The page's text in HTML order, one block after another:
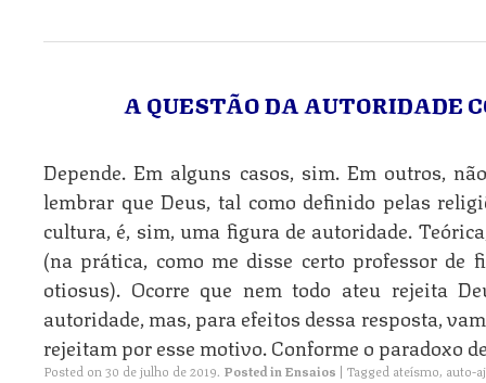
A QUESTÃO DA AUTORIDADE
Depende. Em alguns casos, sim. Em outros,
lembrar que Deus, tal como definido pelas
cultura, é, sim, uma figura de autoridade.
(na prática, como me disse certo professor de
otiosus). Ocorre que nem todo ateu rejeita
autoridade, mas, para efeitos dessa resposta,
rejeitam por esse motivo. Conforme o paradoxo
Posted on30 de julho de 2019. Posted inEnsaios | Tagged ateísmo, auto-